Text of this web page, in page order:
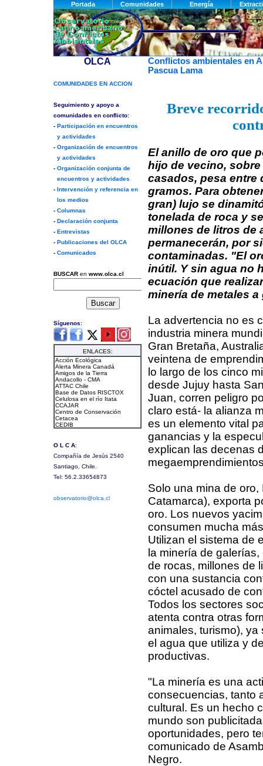
Conflictos ambientales en
Pascua Lama
Breve
El anillo de oro que
hijo de vecino,
casados, pesa entre
gramos. Para
gran) lujo se
tonelada de roca y
millones de litros de
permanecerán, por
contaminadas. "El
inútil. Y sin agua no
ecuación que
minería de metales a
La advertencia no es
industria minera
Gran Bretaña,
veintena de
lo largo de los cinco
desde Jujuy hasta
Juan, corren peligro
claro está- la alianza
es un elemento vital
ganancias y la
explican las decenas
Solo una mina de
Catamarca), exporta
oro. Los nuevos
consumen mucha
Utilizan el sistema de
la minería de
de rocas, millones de
con una sustancia
cóctel acusado de
Todos los sectores
atenta contra otras
animales, turismo),
el agua que utiliza y
productivas.
"La minería es una
consecuencias, tanto
cultural. Es un hecho
mundo son
oportunidades, pero
comunicado de
Negro.